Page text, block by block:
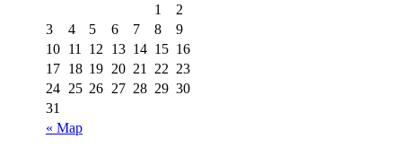
« Мар
1
2
3
4 5 6 7 8
9
10 11 12 13 14 15 16
17 18 19 20 21 22 23
24 25 26 27 28 29 30
31